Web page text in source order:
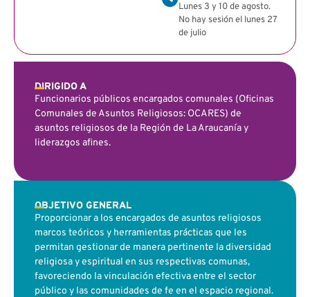
Lunes 3 y 10 de agosto.
No hay sesión el lunes 27
de julio
DIRIGIDO A
Funcionarios públicos encargados comunales (Oficinas
Comunales de Asuntos Religiosos: OCARES) de
asuntos religiosos de la Región de La Araucanía y
liderazgos afines.
OBJETIVO GENERAL
Proporcionar a los encargados de asuntos religiosos
marcos teóricos y herramientas prácticas que les
permitan gestionar de manera pertinente la diversidad
religiosa y espiritual en sus respectivas comunas,
favoreciendo la vinculación efectiva entre el sector
público y las comunidades de fe en el espacio regional.